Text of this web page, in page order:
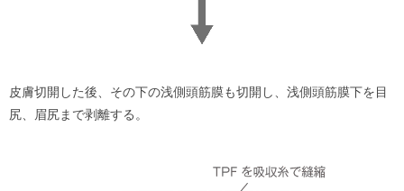
皮膚切開した後、その下の浅側頭筋膜も切開し、浅側頭筋膜下を目
尻、眉尻まで剥離する。